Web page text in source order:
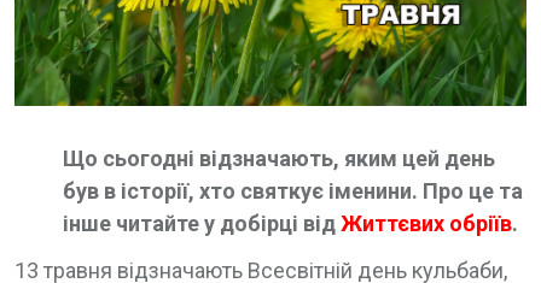
Що сьогодні відзначають, яким цей день
був в історії, хто святкує іменини. Про це та
інше читайте у добірці відЖиттєвих обріїв.
13 травня відзначають Всесвітній день кульбаби,